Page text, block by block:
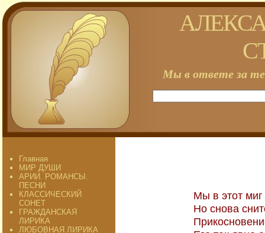
Мы в ответе за
Главная
МИР ДУШИ
АРИИ. РОМАНСЫ.
ПЕСНИ
КЛАССИЧЕСКИЙ
СОНЕТ
ГРАЖДАНСКАЯ
ЛИРИКА
ЛЮБОВНАЯ ЛИРИКА
Мы в этот
Но снова